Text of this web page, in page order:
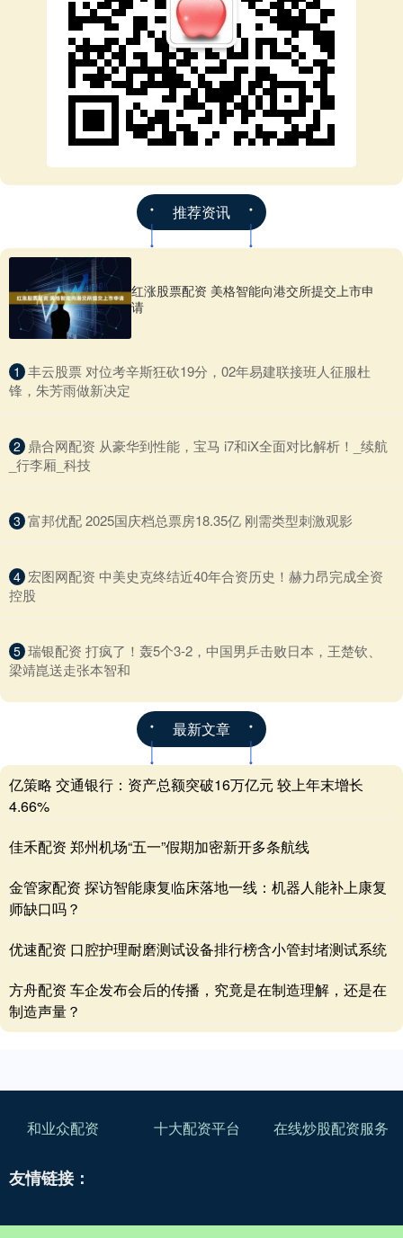
推荐资讯
红涨股票配资 美格智能向港交所提交上市申
请
1 ​丰云股票 对位考辛斯狂砍19分，02年易建联接班人征服杜
锋，朱芳雨做新决定
2 ​鼎合网配资 从豪华到性能，宝马 i7和iX全面对比解析！_续航
_行李厢_科技
3 ​富邦优配 2025国庆档总票房18.35亿 刚需类型刺激观影
4 ​宏图网配资 中美史克终结近40年合资历史！赫力昂完成全资
控股
5 ​瑞银配资 打疯了！轰5个3-2，中国男乒击败日本，王楚钦、
梁靖崑送走张本智和
最新文章
亿策略 交通银行：资产总额突破16万亿元 较上年末增长
4.66%
佳禾配资 郑州机场“五一”假期加密新开多条航线
金管家配资 探访智能康复临床落地一线：机器人能补上康复
师缺口吗？
优速配资 口腔护理耐磨测试设备排行榜含小管封堵测试系统
方舟配资 车企发布会后的传播，究竟是在制造理解，还是在
制造声量？
和业众配资 十大配资平台 在线炒股配资服务
友情链接：